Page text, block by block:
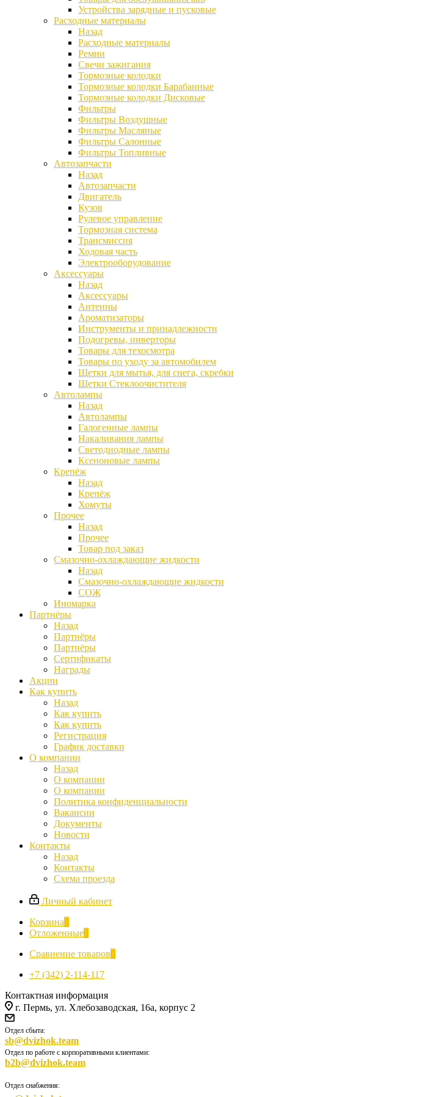
Устройства зарядные и пусковые
Расходные материалы
Назад
Расходные материалы
Ремни
Свечи зажигания
Тормозные колодки
Тормозные колодки Барабанные
Тормозные колодки Дисковые
Фильтры
Фильтры Воздушные
Фильтры Масляные
Фильтры Салонные
Фильтры Топливные
Автозапчасти
Назад
Автозапчасти
Двигатель
Кузов
Рулевое управление
Тормозная система
Трансмиссия
Ходовая часть
Электрооборудование
Аксессуары
Назад
Аксессуары
Антенны
Ароматизаторы
Инструменты и принадлежности
Подогревы, инверторы
Товары для техосмотра
Товары по уходу за автомобилем
Щетки для мытья, для снега, скребки
Щетки Стеклоочистителя
Автолампы
Назад
Автолампы
Галогенные лампы
Накаливания лампы
Светодиодные лампы
Ксеноновые лампы
Крепёж
Назад
Крепёж
Хомуты
Прочее
Назад
Прочее
Товар под заказ
Смазочно-охлаждающие жидкости
Назад
Смазочно-охлаждающие жидкости
СОЖ
Иномарка
Партнёры
Назад
Партнёры
Партнёры
Сертификаты
Награды
Акции
Как купить
Назад
Как купить
Как купить
Регистрация
График доставки
О компании
Назад
О компании
О компании
Политика конфиденциальности
Вакансии
Документы
Новости
Контакты
Назад
Контакты
Схема проезда
Личный кабинет
Корзина0
Отложенные0
Сравнение товаров0
+7 (342) 2-114-117
Контактная информация
г. Пермь, ул. Хлебозаводская, 16а, корпус 2
Отдел сбыта:
sb@dvizhok.team
Отдел по работе с корпоративными клиентами:
b2b@dvizhok.team
Отдел снабжения: